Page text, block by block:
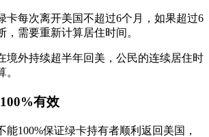
卡每次离开美国不超过6个月，如果超过6
，需要重新计算居住时间。
境外持续超半年回美，公民的连续居住时
有效
能100%保证绿卡持有者顺利返回美国，